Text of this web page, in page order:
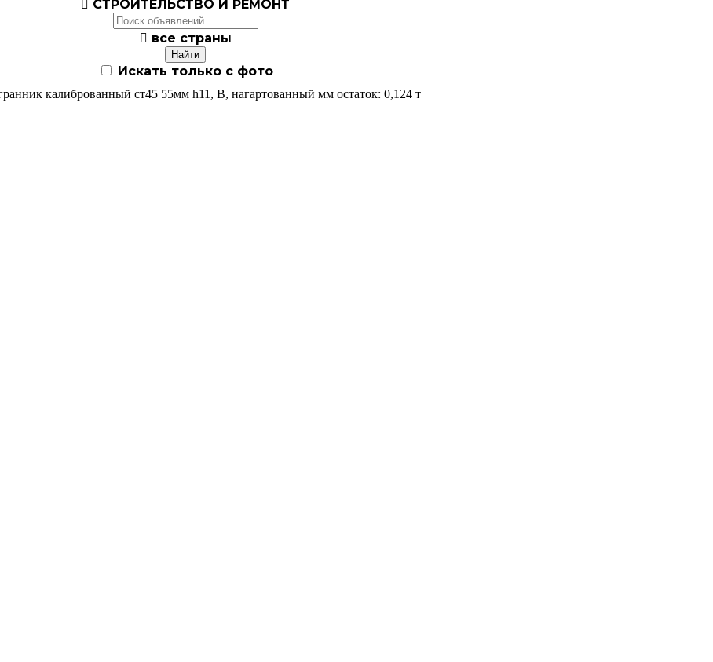
 СТРОИТЕЛЬСТВО И РЕМОНТ
 все страны
Искать только с фото
калиброванный ст45 55мм h11, В, нагартованный мм остаток: 0,124 т